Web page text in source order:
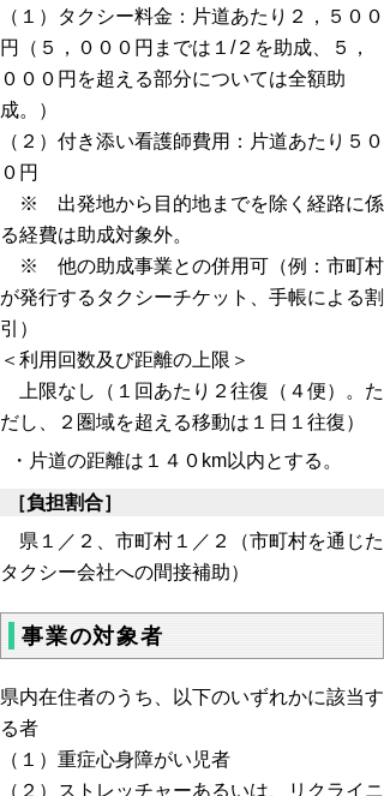
（１）タクシー料金：片道あたり２，５００
円（５，０００円までは１/２を助成、５，
０００円を超える部分については全額助
成。）
（２）付き添い看護師費用：片道あたり５０
０円
※ 出発地から目的地までを除く経路に係
る経費は助成対象外。
※ 他の助成事業との併用可（例：市町村
が発行するタクシーチケット、手帳による割
引）
＜利用回数及び距離の上限＞
上限なし
（１回あたり２往復（４便）。た
だし、２圏域を超える移動は１日１往復）
・片道の距離は１４０km以内とする。
［負担割合］
県１／２、市町村１／２（市町村を通じた
タクシー会社への間接補助）
事業の対象者
県内在住者のうち、以下のいずれかに該当す
る者
（１）重症心身障がい児者
（２）ストレッチャーあるいは、リクライニ